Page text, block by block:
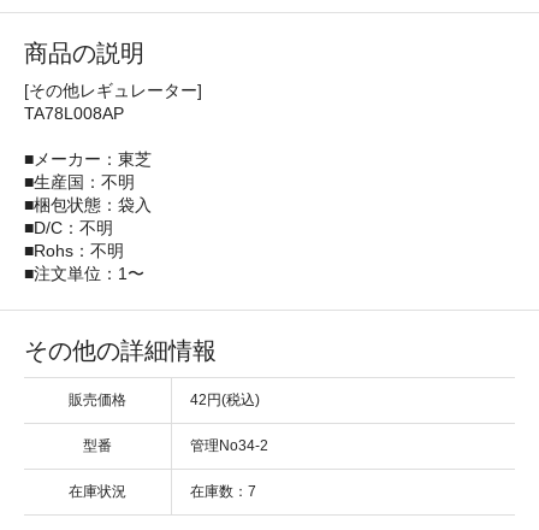
商品の説明
[その他レギュレーター]
TA78L008AP
■メーカー：東芝
■生産国：不明
■梱包状態：袋入
■D/C：不明
■Rohs：不明
■注文単位：1〜
その他の詳細情報
販売価格 42円(税込)
型番 管理No34-2
在庫状況 在庫数：7